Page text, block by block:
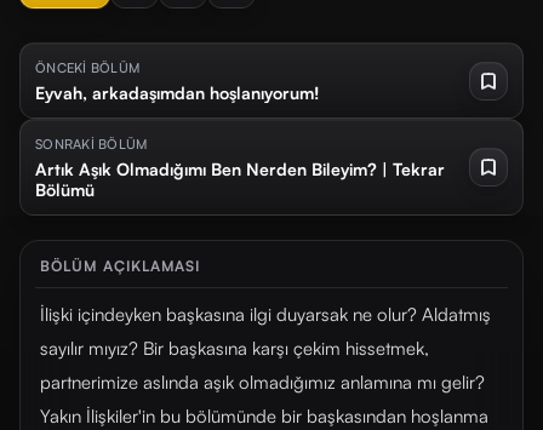
ÖNCEKİ BÖLÜM
Eyvah, arkadaşımdan hoşlanıyorum!
SONRAKİ BÖLÜM
Artık Aşık Olmadığımı Ben Nerden Bileyim? | Tekrar
Bölümü
BÖLÜM AÇIKLAMASI
İlişki içindeyken başkasına ilgi duyarsak ne olur? Aldatmış
sayılır mıyız? Bir başkasına karşı çekim hissetmek,
partnerimize aslında aşık olmadığımız anlamına mı gelir?
Yakın İlişkiler'in bu bölümünde bir başkasından hoşlanma